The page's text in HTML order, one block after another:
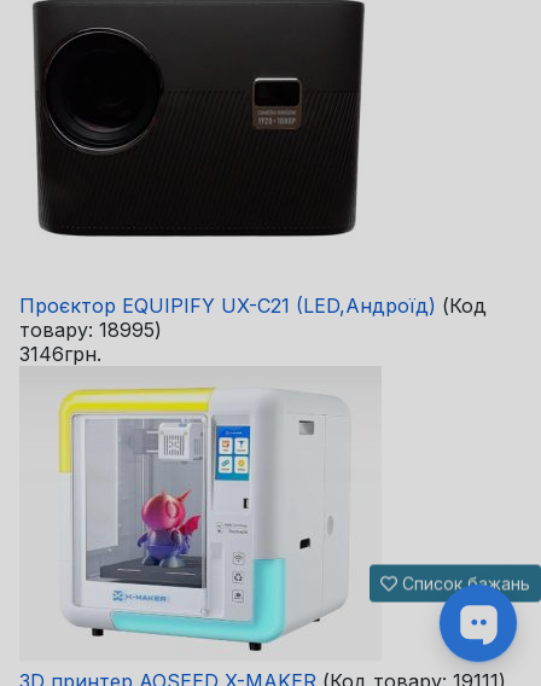
Проєктор EQUIPIFY UX-C21 (LED,Андроїд) (Код
товару: 18995)
3146грн.
3D принтер AOSEED X-MAKER (Код товару: 19111)
Список бажань